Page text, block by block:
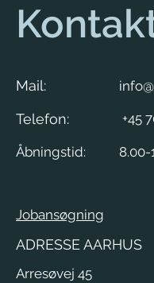
Mail:
Telefon:
Åbningstid:
+45
8.00-
Jobansøgning
ADRESSE AARHUS
Arresøvej 45